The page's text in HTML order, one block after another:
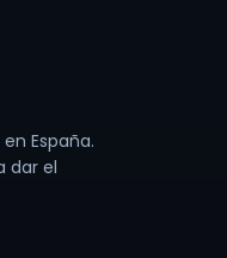
España.
dar el